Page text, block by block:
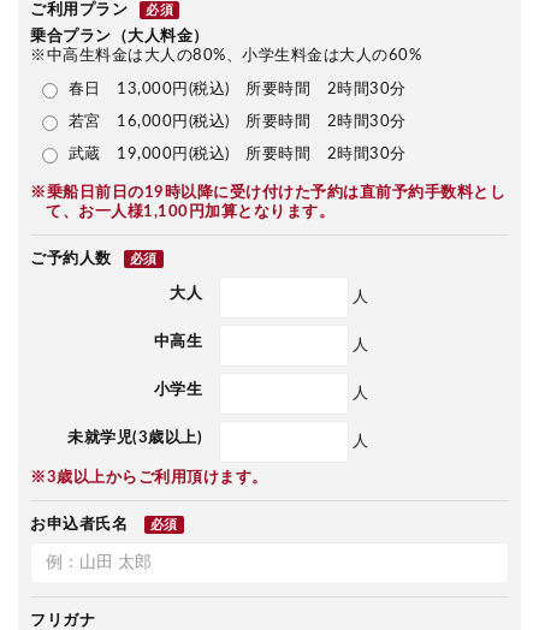
ご利用プラン 必須
乗合プラン（大人料金）
※中高生料金は大人の80%、小学生料金は大人の60%
春日 13,000円(税込) 所要時間 2時間30分
若宮 16,000円(税込) 所要時間 2時間30分
武蔵 19,000円(税込) 所要時間 2時間30分
※乗船日前日の19時以降に受け付けた予約は直前予約手数料とし
て、お一人様1,100円加算となります。
ご予約人数 必須
大人 人
中高生 人
小学生 人
未就学児(3歳以上) 人
※3歳以上からご利用頂けます。
お申込者氏名 必須
フリガナ